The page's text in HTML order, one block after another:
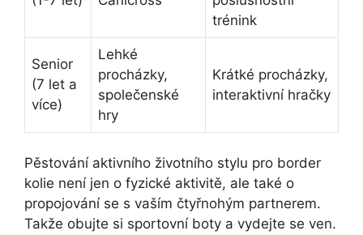
trénink
Senior
(7 let a
více)
Lehké
procházky,
společenské
hry
Krátké procházky,
interaktivní hračky
Pěstování aktivního životního stylu pro border
kolie není jen o fyzické aktivitě, ale také o
propojování se s vaším čtyřnohým partnerem.
Takže obujte si sportovní boty a vydejte se ven.